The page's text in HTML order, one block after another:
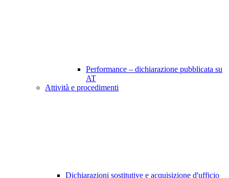
Performance – dichiarazione pubblicata su
AT
Attività e procedimenti
Dichiarazioni sostitutive e acquisizione d'ufficio